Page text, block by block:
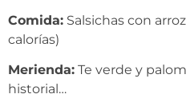
Comida: Salsichas con
calorías)
Merienda: Te verde y
historial…